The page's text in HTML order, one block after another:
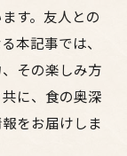
す。友人との
本記事では、
その楽しみ方
に、食の奥深
をお届けしま